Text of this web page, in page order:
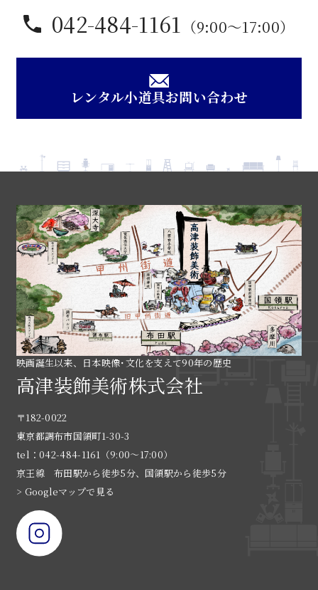
042-484-1161 （9:00〜17:00）
レンタル小道具お問い合わせ
映画誕生以来、日本映像･文化を支えて90年の歴史
高津装飾美術株式会社
〒182-0022
東京都調布市国領町1-30-3
tel：042-484-1161（9:00〜17:00）
京王線 布田駅から徒歩5分、国領駅から徒歩5分
> Googleマップで見る